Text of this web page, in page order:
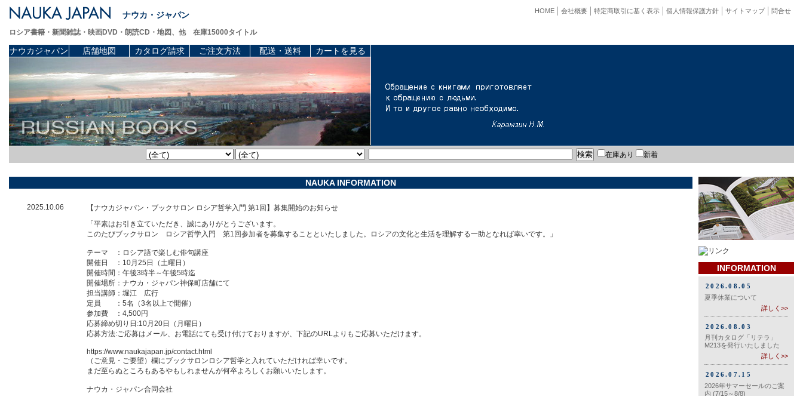
ナウカ・ジャパン 問合せ
サイトマップ
個人情報保護方針
特定商取引に基く表示
会社概要
HOME
ロシア書籍・新聞雑誌・映画DVD・朗読CD・地図、他 在庫15000タイトル
ナウカジャパン 店舗地図 カタログ請求 ご注文方法 配送・送料 カートを見る
在庫あり 新着
NAUKA INFORMATION
2025.10.06
【ナウカジャパン・ブックサロン ロシア哲学入門 第1回】募集開始のお知らせ
「平素はお引き立ていただき、誠にありがとうございます。
このたびブックサロン ロシア哲学入門 第1回参加者を募集することといたしました。ロシアの文化と生活を理解する一助となれば幸いです。」
テーマ ：ロシア語で楽しむ俳句講座
開催日 ：10月25日（土曜日）
開催時間：午後3時半～午後5時迄
開催場所：ナウカ・ジャパン神保町店舗にて
担当講師：堀江 広行
定員 ：5名（3名以上で開催）
参加費 ：4,500円
応募締め切り日:10月20日（月曜日）
応募方法:ご応募はメール、お電話にても受け付けておりますが、下記のURLよりもご応募いただけます。
https://www.naukajapan.jp/contact.html
（ご意見・ご要望）欄にブックサロンロシア哲学と入れていただければ幸いです。
まだ至らぬところもあるやもしれませんが何卒よろしくお願いいたします。
ナウカ・ジャパン合同会社
INFORMATION